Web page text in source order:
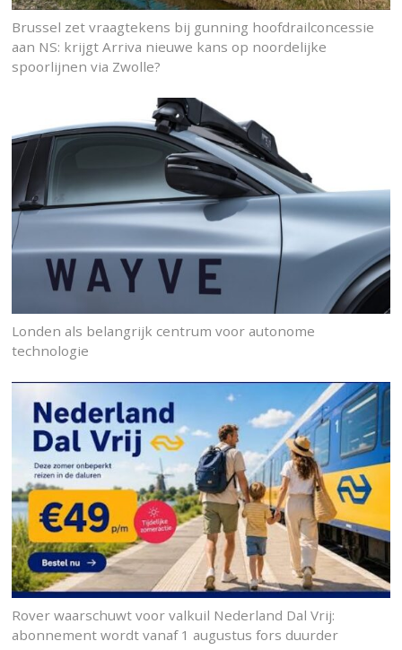
Brussel zet vraagtekens bij gunning hoofdrailconcessie
aan NS: krijgt Arriva nieuwe kans op noordelijke
spoorlijnen via Zwolle?
Londen als belangrijk centrum voor autonome
technologie
Rover waarschuwt voor valkuil Nederland Dal Vrij:
abonnement wordt vanaf 1 augustus fors duurder